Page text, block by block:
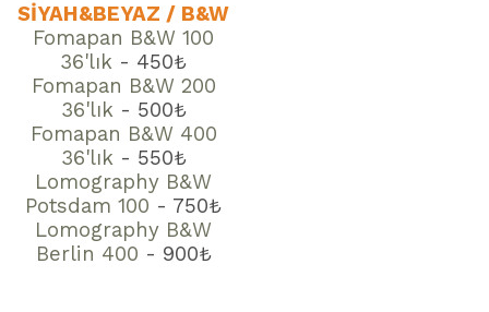
SİYAH&BEYAZ / B&W
Fomapan B&W 100
36'lık - 450₺
Fomapan B&W 200
36'lık - 500₺
Fomapan B&W 400
36'lık - 550₺
Lomography B&W
Potsdam 100 - 750₺
Lomography B&W
Berlin 400 - 900₺